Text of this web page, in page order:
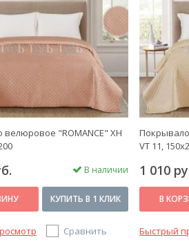
"ROMANCE" XH
В наличии
КУПИТЬ В 1 КЛИК
Сравнить
VT 11,
1 010
В
Быстрый